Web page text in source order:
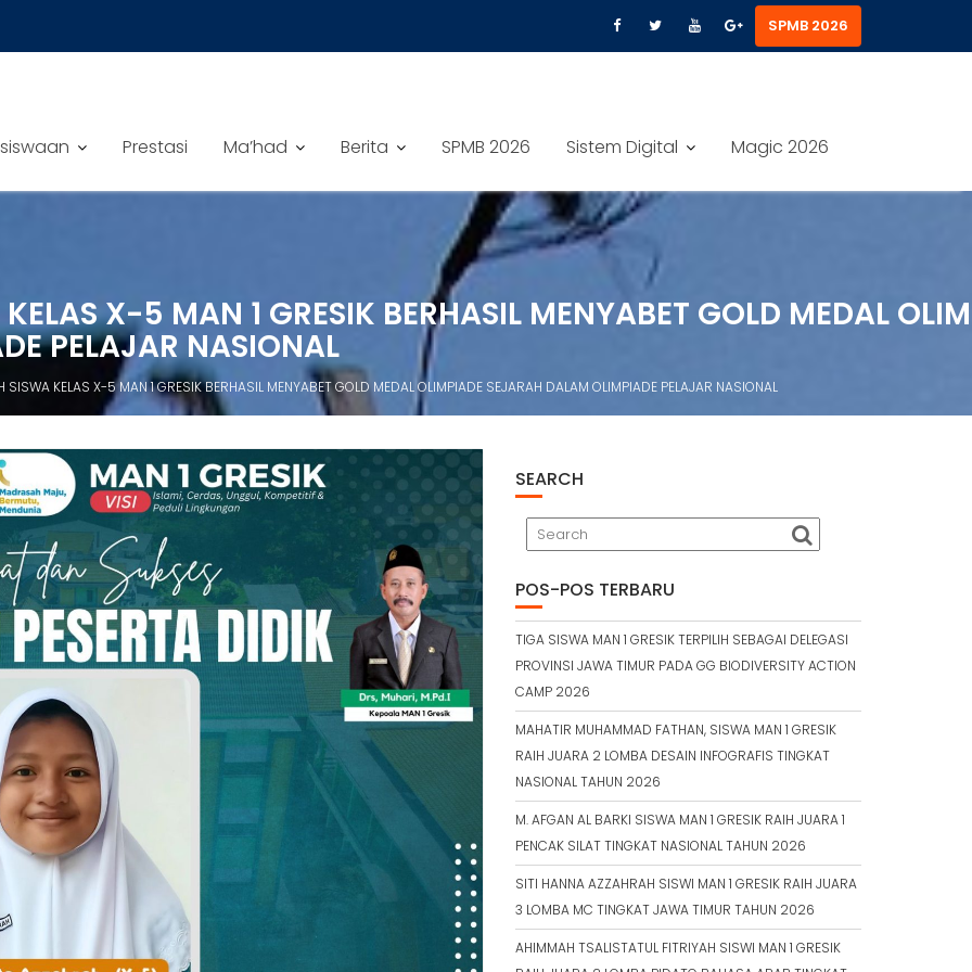
SPMB 2026
Prestasi Ma’had Berita SPMB 2026 Sistem Digital Magic 2026
X-5 MAN 1 GRESIK BERHASIL MENYABET GOLD MEDAL
PELAJAR NASIONAL
SISWA KELAS X-5 MAN 1 GRESIK BERHASIL MENYABET GOLD MEDAL OLIMPIADE SEJARAH DALAM OLIMPIADE PELAJAR NASIONAL
SEARCH
POS-POS TERBARU
TIGA SISWA MAN 1 GRESIK TERPILIH SEBAGAI DELEGASI
PROVINSI JAWA TIMUR PADA GG BIODIVERSITY ACTION
CAMP 2026
MAHATIR MUHAMMAD FATHAN, SISWA MAN 1 GRESIK
RAIH JUARA 2 LOMBA DESAIN INFOGRAFIS TINGKAT
NASIONAL TAHUN 2026
M. AFGAN AL BARKI SISWA MAN 1 GRESIK RAIH JUARA 1
PENCAK SILAT TINGKAT NASIONAL TAHUN 2026
SITI HANNA AZZAHRAH SISWI MAN 1 GRESIK RAIH JUARA
3 LOMBA MC TINGKAT JAWA TIMUR TAHUN 2026
AHIMMAH TSALISTATUL FITRIYAH SISWI MAN 1 GRESIK